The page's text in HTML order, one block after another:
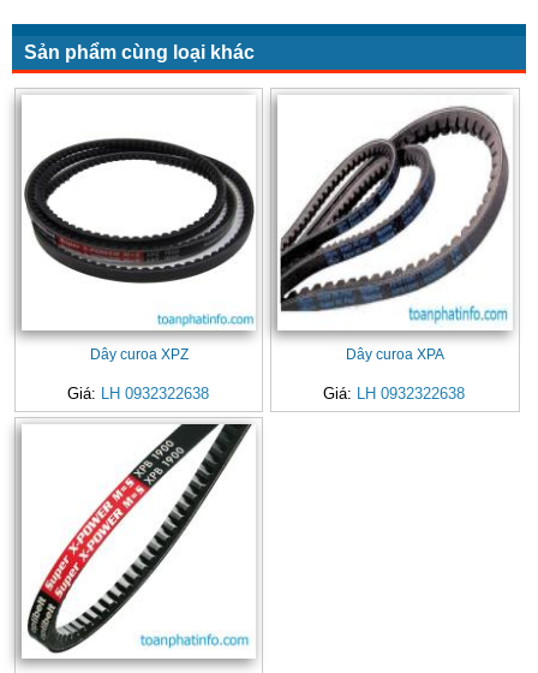
Sản phẩm cùng loại khác
Dây curoa XPZ
Giá: LH 0932322638
Dây curoa XPA
Giá: LH 0932322638